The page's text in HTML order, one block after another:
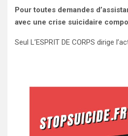
Pour toutes demandes
avec une crise suicidaire
Seul L’ESPRIT DE CORPS dirige